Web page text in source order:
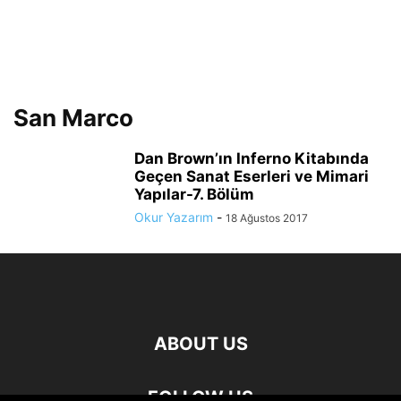
San Marco
Dan Brown’ın Inferno Kitabında
Geçen Sanat Eserleri ve Mimari
Yapılar-7. Bölüm
Okur Yazarım - 18 Ağustos 2017
ABOUT US